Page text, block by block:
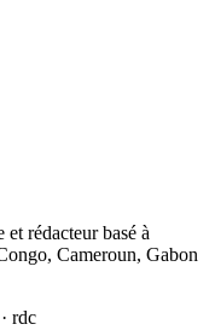
rédacteur basé à
Cameroun, Gabon
rdc